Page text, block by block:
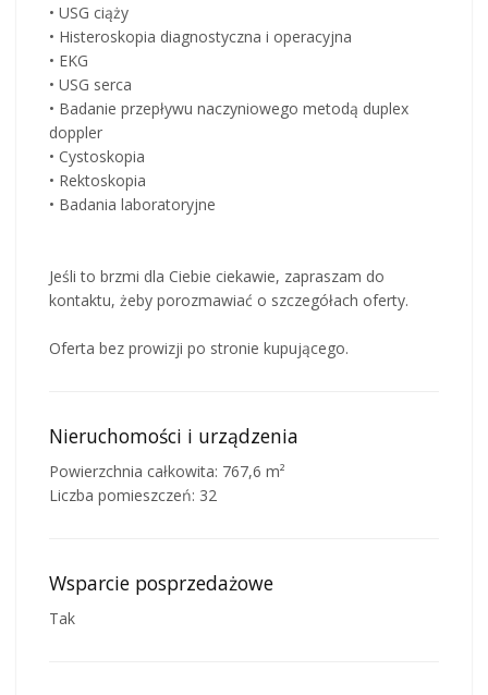
• USG ciąży
• Histeroskopia diagnostyczna i operacyjna
• EKG
• USG serca
• Badanie przepływu naczyniowego metodą duplex
doppler
• Cystoskopia
• Rektoskopia
• Badania laboratoryjne
Jeśli to brzmi dla Ciebie ciekawie, zapraszam do
kontaktu, żeby porozmawiać o szczegółach oferty.
Oferta bez prowizji po stronie kupującego.
Nieruchomości i urządzenia
Powierzchnia całkowita: 767,6 m²
Liczba pomieszczeń: 32
Wsparcie posprzedażowe
Tak